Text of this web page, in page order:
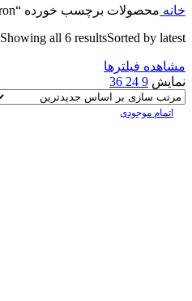
خانه محصولات برچسب خورده “omron”
Showing all 6 resultsSorted by latest
مشاهده فیلترها
نمایش 9
24
36
اتمام موجودی